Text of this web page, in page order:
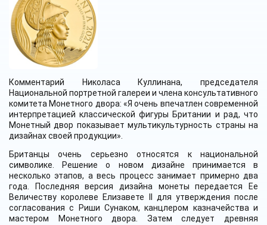
Комментарий Николаса Куллинана, председателя
Национальной портретной галереи и члена консультативного
комитета Монетного двора: «Я очень впечатлен современной
интерпретацией классической фигуры Британии и рад, что
Монетный двор показывает мультикультурность страны на
дизайнах своей продукции».
Британцы очень серьезно относятся к национальной
символике. Решение о новом дизайне принимается в
несколько этапов, а весь процесс занимает примерно два
года. Последняя версия дизайна монеты передается Ее
Величеству королеве Елизавете II для утверждения после
согласования с Риши Сунаком, канцлером казначейства и
мастером Монетного двора. Затем следует древняя